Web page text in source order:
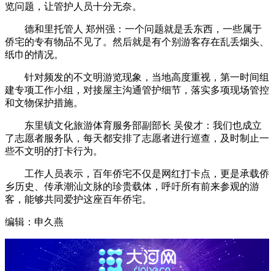
览问题，让管护人员十分无奈。
德和里托管人 郑州强：一个问题就是丢东西，一些属于
侨宅的专有物品不见了。然后就是有个别游客存在乱丢烟头、
纸巾的情况。
针对频发的不文明游览现象，当地高度重视，第一时间组
建专项工作小组，对接屋主沟通管护细节，落实多项现场管控
和文物保护措施。
东里镇文化旅游体育服务部副部长 吴俊才：我们也成立
了志愿者服务队，每天都安排了志愿者进行巡查，及时制止一
些不文明的打卡行为。
工作人员表示，百年侨宅不仅是网红打卡点，更是承载侨
乡历史、传承潮汕文脉的珍贵载体，呼吁所有前来参观的游
客，能够共同爱护这座百年侨宅。
编辑：申久燕